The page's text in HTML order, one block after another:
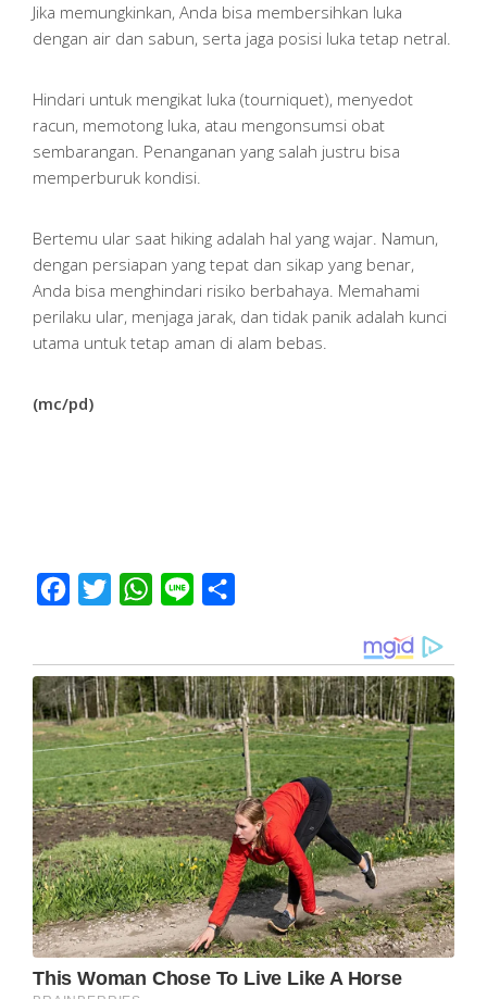
Jika memungkinkan, Anda bisa membersihkan luka
dengan air dan sabun, serta jaga posisi luka tetap netral.
Hindari untuk mengikat luka (tourniquet), menyedot
racun, memotong luka, atau mengonsumsi obat
sembarangan. Penanganan yang salah justru bisa
memperburuk kondisi.
Bertemu ular saat hiking adalah hal yang wajar. Namun,
dengan persiapan yang tepat dan sikap yang benar,
Anda bisa menghindari risiko berbahaya. Memahami
perilaku ular, menjaga jarak, dan tidak panik adalah kunci
utama untuk tetap aman di alam bebas.
(mc/pd)
Facebook
Twitter WhatsApp
Line